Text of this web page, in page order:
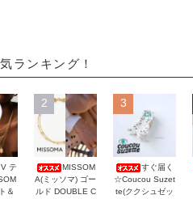
ランキング！
テ
＆
2
MISSOM
A(ミッソマ) ゴー
ルド DOUBLE C
3
すぐ届く
☆Coucou Suzet
te(ククシュゼッ